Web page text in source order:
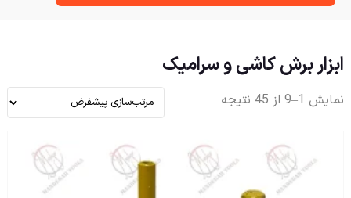
ابزار برش کاشی و سرامیک
نمایش 1–9 از 45 نتیجه